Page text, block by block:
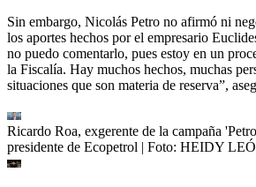
Sin embargo, Nicolás Petro no afirmó ni
los aportes hechos por el empresario
no puedo comentarlo, pues estoy en un
la Fiscalía. Hay muchos hechos, muchas
situaciones que son materia de reserva”,
Ricardo Roa, exgerente de la campaña
presidente de Ecopetrol | Foto: HEIDY